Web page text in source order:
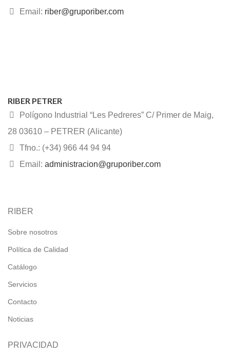
Email: riber@gruporiber.com
RIBER PETRER
Polígono Industrial “Les Pedreres” C/ Primer de Maig,
28 03610 – PETRER (Alicante)
Tfno.: (+34) 966 44 94 94
Email: administracion@gruporiber.com
RIBER
Sobre nosotros
Política de Calidad
Catálogo
Servicios
Contacto
Noticias
PRIVACIDAD